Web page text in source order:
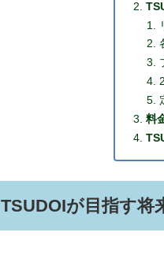
料
TSUDOIが目指す将